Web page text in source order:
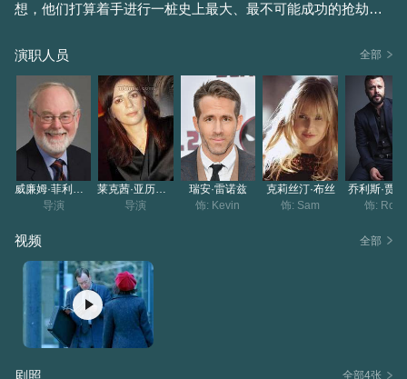
想，他们打算着手进行一桩史上最大、最不可能成功的抢劫
收到英籍杀手李欧寄来的黑函，他们才发现自己已卷入一桩千
万美元的巨额抢劫案。此时，他们要计划的不是如何抢钱，而
是如何熬过今晚……
演职人员 全部
导演
导演
瑞安·雷诺兹
饰: Kevin
克莉丝汀·布丝
饰: Sam
乔利斯·贾
饰: Rob
视频 全部
剧照 全部4张